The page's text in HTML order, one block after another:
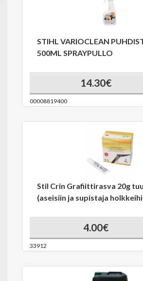
STIHL VARIOCLEAN
500ML SPRAYPULLO
14.30€
00008819400
Stil Crin Grafiittirasva 20g
(aseisiin ja supistaja
4.00€
33912